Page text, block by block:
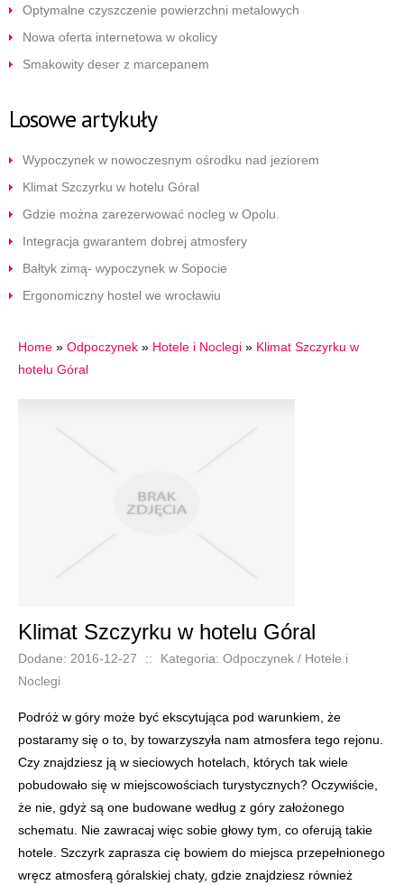
Optymalne czyszczenie powierzchni metalowych
Nowa oferta internetowa w okolicy
Smakowity deser z marcepanem
Losowe artykuły
Wypoczynek w nowoczesnym ośrodku nad jeziorem
Klimat Szczyrku w hotelu Góral
Gdzie można zarezerwować nocleg w Opolu.
Integracja gwarantem dobrej atmosfery
Bałtyk zimą- wypoczynek w Sopocie
Ergonomiczny hostel we wrocławiu
Home » Odpoczynek » Hotele i Noclegi » Klimat Szczyrku w
hotelu Góral
Klimat Szczyrku w hotelu Góral
Dodane: 2016-12-27 ::
Kategoria: Odpoczynek / Hotele i
Noclegi
Podróż w góry może być ekscytująca pod warunkiem, że
postaramy się o to, by towarzyszyła nam atmosfera tego rejonu.
Czy znajdziesz ją w sieciowych hotelach, których tak wiele
pobudowało się w miejscowościach turystycznych? Oczywiście,
że nie, gdyż są one budowane według z góry założonego
schematu. Nie zawracaj więc sobie głowy tym, co oferują takie
hotele. Szczyrk zaprasza cię bowiem do miejsca przepełnionego
wręcz atmosferą góralskiej chaty, gdzie znajdziesz również